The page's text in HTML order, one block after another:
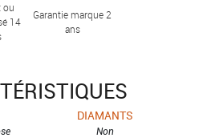
ou
14
Garantie marque 2
ans
DIAMANTS
Non